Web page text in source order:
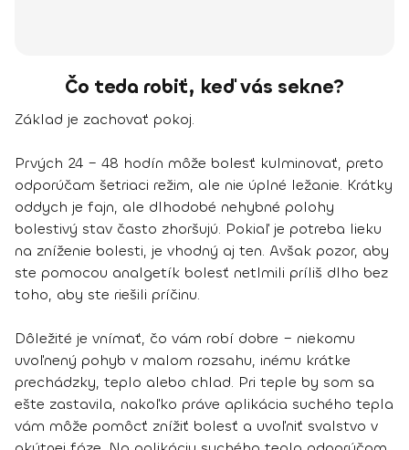
Čo teda robiť, keď vás sekne?
Základ je zachovať pokoj.
Prvých 24 – 48 hodín môže bolesť kulminovať, preto
odporúčam šetriaci režim, ale nie úplné ležanie. Krátky
oddych je fajn, ale dlhodobé nehybné polohy
bolestivý stav často zhoršujú. Pokiaľ je potreba lieku
na zníženie bolesti, je vhodný aj ten. Avšak pozor, aby
ste pomocou analgetík bolesť netlmili príliš dlho bez
toho, aby ste riešili príčinu.
Dôležité je vnímať, čo vám robí dobre – niekomu
uvoľnený pohyb v malom rozsahu, inému krátke
prechádzky, teplo alebo chlad. Pri teple by som sa
ešte zastavila, nakoľko práve aplikácia suchého tepla
vám môže pomôcť znížiť bolesť a uvoľniť svalstvo v